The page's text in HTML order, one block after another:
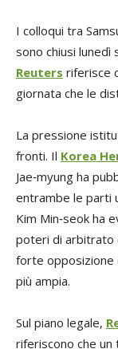
I colloqui tra
sono chiusi lunedì
Reuters riferisce
giornata che le
La pressione
fronti. Il Korea
Jae‑myung ha
entrambe le parti
Kim Min‑seok ha
poteri di arbitrato
forte opposizione
più ampia.
Sul piano legale,
riferiscono che un